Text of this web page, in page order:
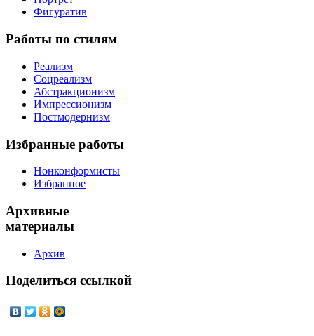
Фигуратив
Работы по стилям
Реализм
Соцреализм
Абстракционизм
Импрессионизм
Постмодернизм
Избранные работы
Нонконформисты
Избранное
Архивные
материалы
Архив
Поделиться ссылкой